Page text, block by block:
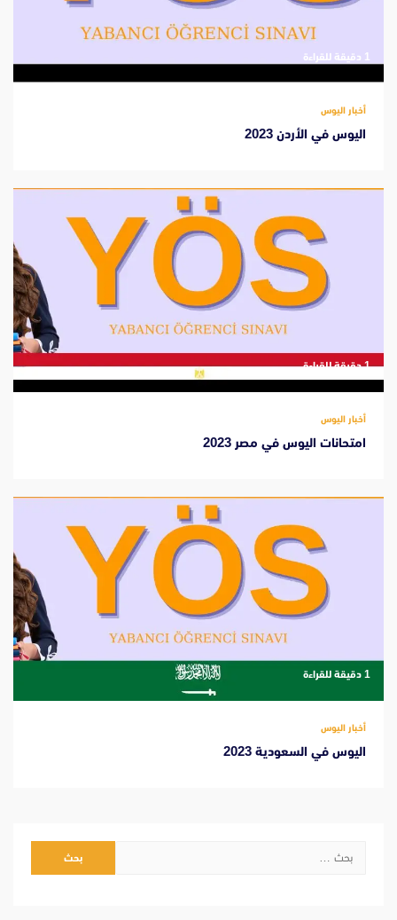
‫1 دقيقة للقراءة
أخبار اليوس
اليوس في الأردن 2023
‫1 دقيقة للقراءة
أخبار اليوس
امتحانات اليوس في مصر 2023
‫1 دقيقة للقراءة
أخبار اليوس
اليوس في السعودية 2023
البحث